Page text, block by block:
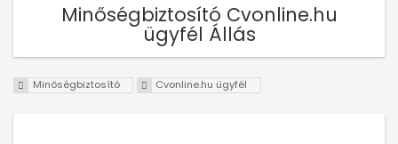
Minőségbiztosító Cvonline.hu
ügyfél Állás
Minőségbiztosító Cvonline.hu ügyfél